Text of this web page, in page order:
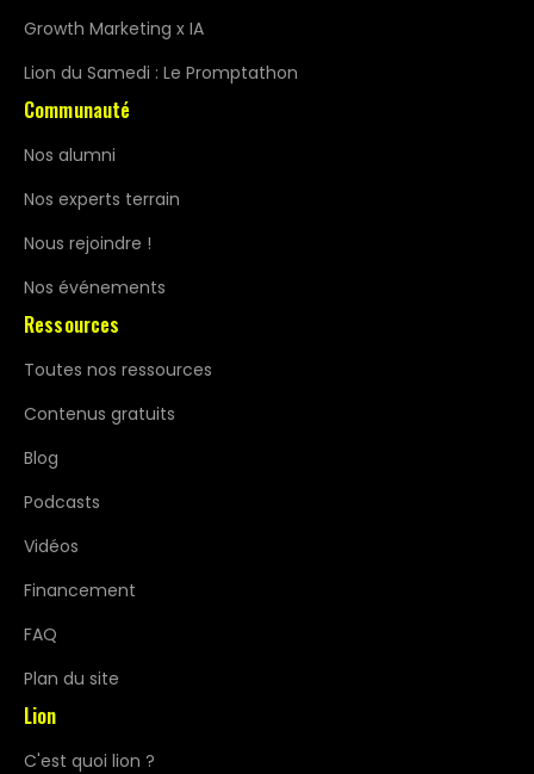
Growth Marketing x IA
Lion du Samedi : Le Promptathon
Communauté
Nos alumni
Nos experts terrain
Nous rejoindre !
Nos événements
Ressources
Toutes nos ressources
Contenus gratuits
Blog
Podcasts
Vidéos
Financement
FAQ
Plan du site
Lion
C'est quoi lion ?